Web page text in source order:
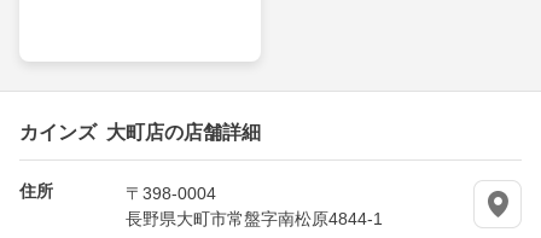
カインズ 大町店の店舗詳細
住所
〒398-0004
長野県大町市常盤字南松原4844-1